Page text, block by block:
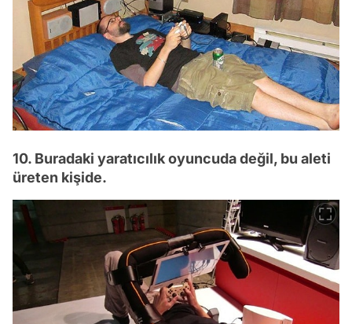
10. Buradaki yaratıcılık oyuncuda değil, bu aleti
üreten kişide.